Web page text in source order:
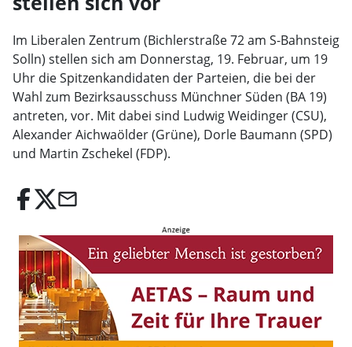
Im Liberalen Zentrum (Bichlerstraße 72 am S-Bahnsteig
Solln) stellen sich am Donnerstag, 19. Februar, um 19
Uhr die Spitzenkandidaten der Parteien, die bei der
Wahl zum Bezirksausschuss Münchner Süden (BA 19)
antreten, vor. Mit dabei sind Ludwig Weidinger (CSU),
Alexander Aichwaölder (Grüne), Dorle Baumann (SPD)
und Martin Zschekel (FDP).
email